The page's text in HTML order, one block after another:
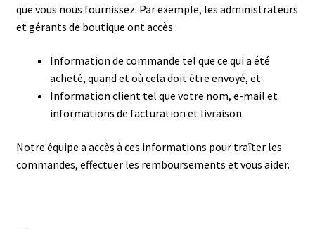
que vous nous fournissez. Par exemple, les administrateurs
et gérants de boutique ont accès :
Information de commande tel que ce qui a été
acheté, quand et où cela doit être envoyé, et
Information client tel que votre nom, e-mail et
informations de facturation et livraison.
Notre équipe a accès à ces informations pour traîter les
commandes, effectuer les remboursements et vous aider.